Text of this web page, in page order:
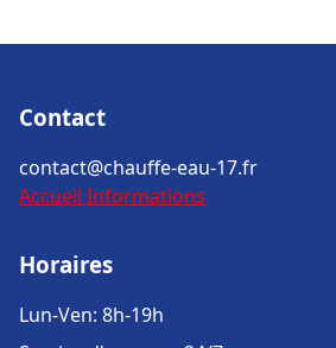
Contact
contact@chauffe-eau-17.fr
Accueil Informations
Horaires
Lun-Ven: 8h-19h